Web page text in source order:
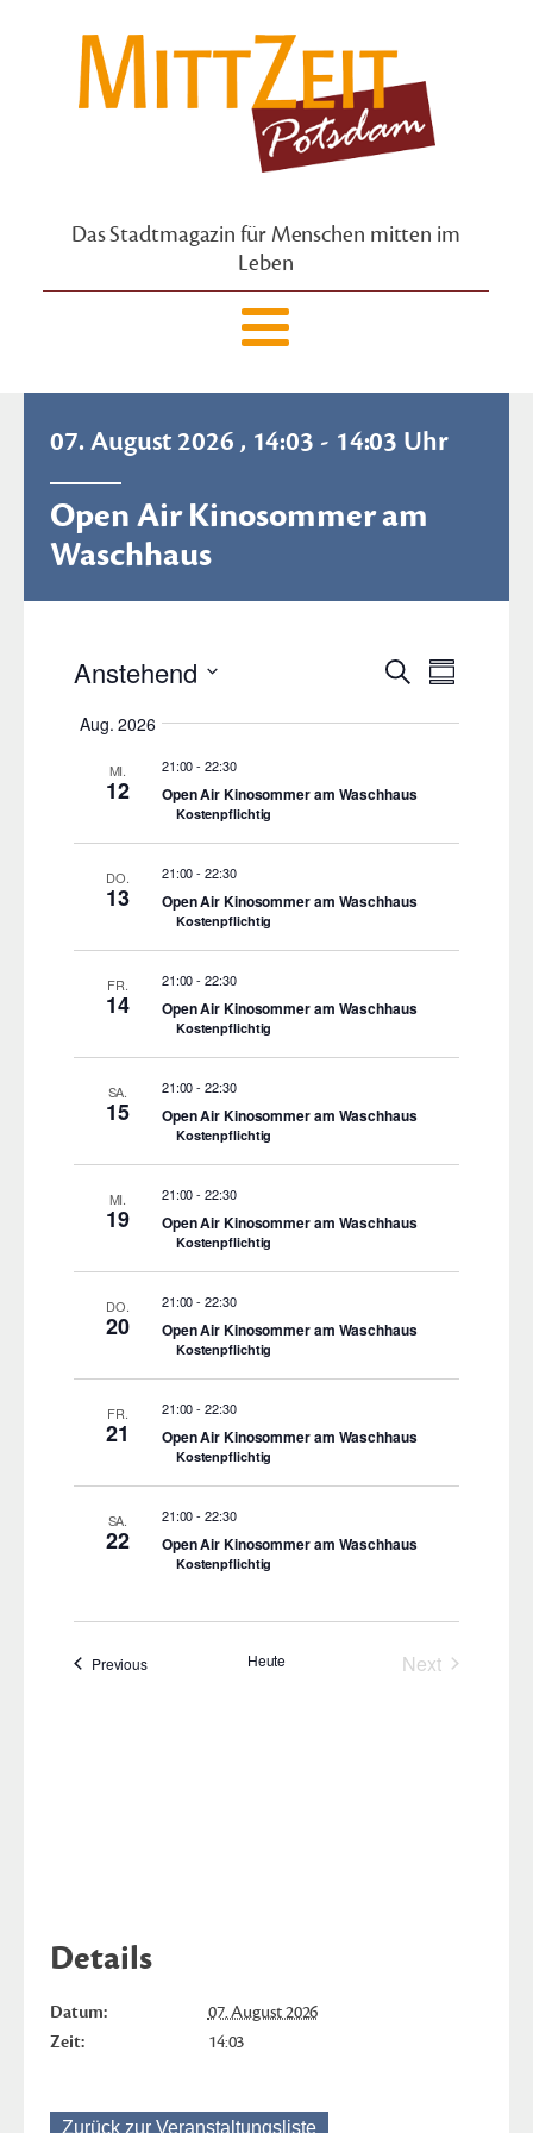
Das Stadtmagazin für Menschen mitten im
Leben
07. August 2026 , 14:03 - 14:03 Uhr
Open Air Kinosommer am
Waschhaus
Suche
Ansichten,
Suche
Summary
Anstehend
date.
Aug. 2026
MI.
12
21:00-22:30
Open Air Kinosommer am Waschhaus
Kostenpflichtig
DO.
13
21:00-22:30
Open Air Kinosommer am Waschhaus
Kostenpflichtig
FR.
14
21:00-22:30
Open Air Kinosommer am Waschhaus
Kostenpflichtig
SA.
15
21:00-22:30
Open Air Kinosommer am Waschhaus
Kostenpflichtig
MI.
19
21:00-22:30
Open Air Kinosommer am Waschhaus
Kostenpflichtig
DO.
20
21:00-22:30
Open Air Kinosommer am Waschhaus
Kostenpflichtig
FR.
21
21:00-22:30
Open Air Kinosommer am Waschhaus
Kostenpflichtig
SA.
22
21:00-22:30
Open Air Kinosommer am Waschhaus
Kostenpflichtig
PreviousVeranstaltungenHeute
Next
Details
Datum:
07. August 2026
Zeit:
14:03
Zurück zur Veranstaltungsliste